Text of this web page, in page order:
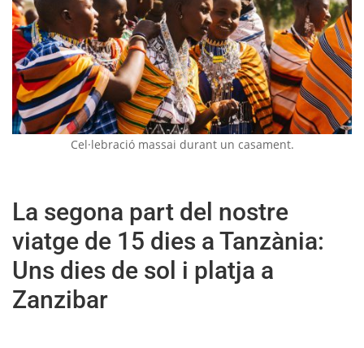
Cel·lebració massai durant un casament.
La segona part del nostre
viatge de 15 dies a Tanzània:
Uns dies de sol i platja a
Zanzibar